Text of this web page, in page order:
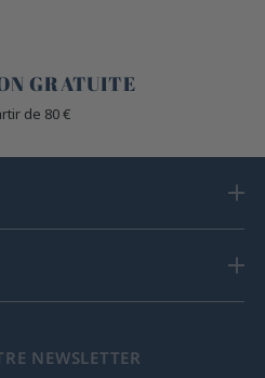
GRATUITE
de 80 €
NEWSLETTER